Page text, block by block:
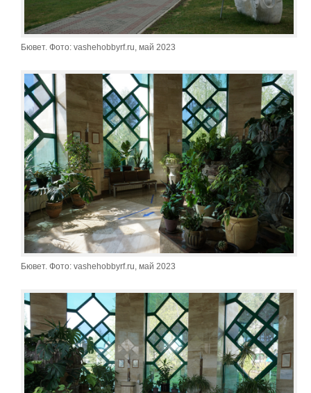
Бювет. Фото: vashehobbyrf.ru, май 2023
Бювет. Фото: vashehobbyrf.ru, май 2023